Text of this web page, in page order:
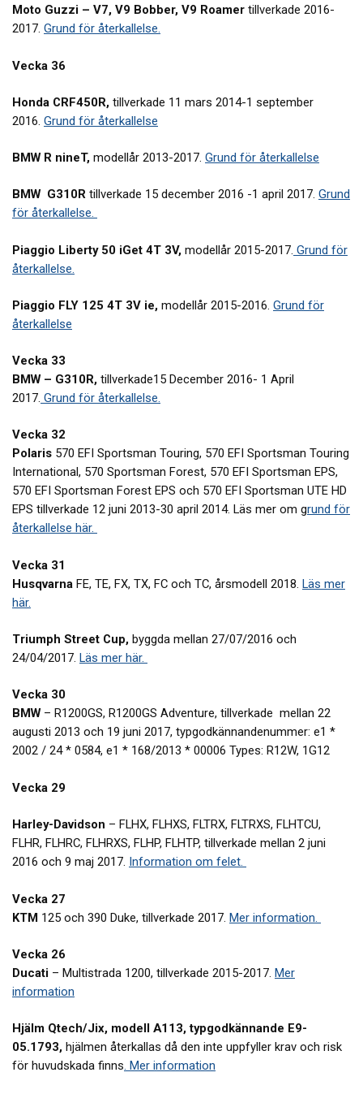
Moto Guzzi – V7, V9 Bobber, V9 Roamer tillverkade 2016-
2017. Grund för återkallelse.
Vecka 36
Honda CRF450R, tillverkade 11 mars 2014-1 september
2016. Grund för återkallelse
BMW R nineT, modellår 2013-2017. Grund för återkallelse
BMW G310R tillverkade 15 december 2016 -1 april 2017. Grund
för återkallelse.
Piaggio Liberty 50 iGet 4T 3V, modellår 2015-2017. Grund för
återkallelse.
Piaggio FLY 125 4T 3V ie, modellår 2015-2016. Grund för
återkallelse
Vecka 33
BMW – G310R, tillverkade15 December 2016- 1 April
2017. Grund för återkallelse.
Vecka 32
Polaris 570 EFI Sportsman Touring, 570 EFI Sportsman Touring
International, 570 Sportsman Forest, 570 EFI Sportsman EPS,
570 EFI Sportsman Forest EPS och 570 EFI Sportsman UTE HD
EPS tillverkade 12 juni 2013-30 april 2014. Läs mer om grund för
återkallelse här.
Vecka 31
Husqvarna FE, TE, FX, TX, FC och TC, årsmodell 2018. Läs mer
här.
Triumph Street Cup, byggda mellan 27/07/2016 och
24/04/2017. Läs mer här.
Vecka 30
BMW– R1200GS, R1200GS Adventure, tillverkade mellan 22
augusti 2013 och 19 juni 2017, typgodkännandenummer: e1 *
2002 / 24 * 0584, e1 * 168/2013 * 00006 Types: R12W, 1G12
Vecka 29
Harley-Davidson – FLHX, FLHXS, FLTRX, FLTRXS, FLHTCU,
FLHR, FLHRC, FLHRXS, FLHP, FLHTP, tillverkade mellan 2 juni
2016 och 9 maj 2017. Information om felet.
Vecka 27
KTM 125 och 390 Duke, tillverkade 2017. Mer information.
Vecka 26
Ducati – Multistrada 1200, tillverkade 2015-2017. Mer
information
Hjälm Qtech/Jix, modell A113, typgodkännande E9-
05.1793, hjälmen återkallas då den inte uppfyller krav och risk
för huvudskada finns. Mer information